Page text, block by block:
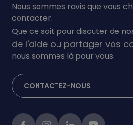
Nous sommes ravis que vous
contacter.
Que ce soit pour discuter de
de l'aide ou partager vos
nous sommes là pour vous.
CONTACTEZ-NOUS
FacebookinstagramlinkedInYoutube